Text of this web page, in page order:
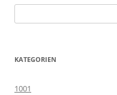
nach:
KATEGORIEN
1001